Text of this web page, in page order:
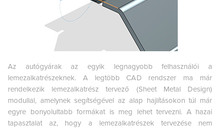
Az autógyárak az egyik legnagyobb felhasználói a
lemezalkatrészeknek. A legtöbb CAD rendszer ma már
rendelkezik lemezalkatrész tervező (Sheet Metal Design)
modullal, amelynek segítségével az alap hajlításokon túl már
egyre bonyolultabb formákat is meg lehet tervezni. A hazai
tapasztalat az, hogy a lemezalkatrészek tervezése nem